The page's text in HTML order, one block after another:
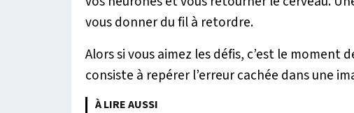
vous donner du fil à retordre.
Alors si vous aimez les défis, c’est le moment
consiste à repérer l’erreur cachée dans une
À LIRE AUSSI